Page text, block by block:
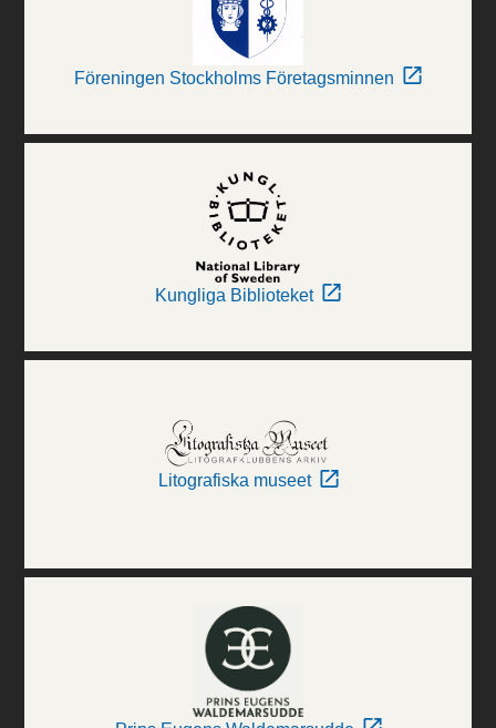
Föreningen Stockholms Företagsminnen
Kungliga Biblioteket
Litografiska museet